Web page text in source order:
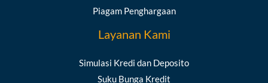
Piagam Penghargaan
Layanan Kami
Simulasi Kredi dan Deposito
Suku Bunga Kredit